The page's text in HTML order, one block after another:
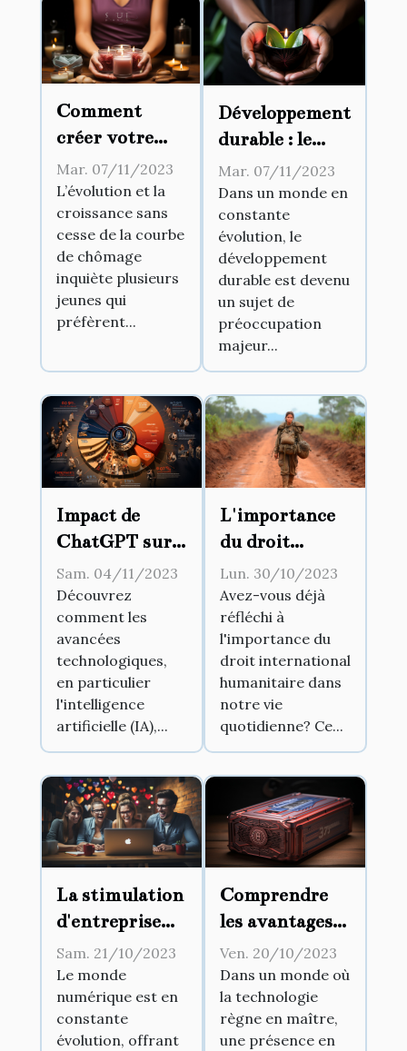
Comment
créer votre
propre
business ?
Mar. 07/11/2023
L’évolution et la
croissance sans
cesse de la courbe
de chômage
inquiète plusieurs
jeunes qui
préfèrent...
Développement
durable : le
nouvel enjeu
des entreprises
ambitieuses
Mar. 07/11/2023
Dans un monde en
constante
évolution, le
développement
durable est devenu
un sujet de
préoccupation
majeur...
Impact de
ChatGPT sur
la dynamique
des services à
la clientèle
Sam. 04/11/2023
Découvrez
comment les
avancées
technologiques,
en particulier
l'intelligence
artificielle (IA),...
L'importance
du droit
international
humanitaire
Lun. 30/10/2023
Avez-vous déjà
réfléchi à
l'importance du
droit international
humanitaire dans
notre vie
quotidienne? Ce...
La stimulation
d'entreprise
par le biais des
réseaux
sociaux
Sam. 21/10/2023
Le monde
numérique est en
constante
évolution, offrant
Comprendre
les avantages
d'un
hébergement
web haute
performance
Ven. 20/10/2023
Dans un monde où
la technologie
règne en maître,
une présence en